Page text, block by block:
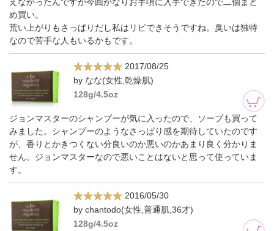
め買い。
荒い上がりもさっぱりだし私はリピできそうですね。臭いは独特
なので苦手な人もいるかもです。
2017/08/25
by なな(女性,乾燥肌)
128g/4.5oz
ジョンマスターのシャンプーが気に入ったので、ソープも買って
みました。シャンプーのようなさっぱり感を期待していたのです
が、香りとかきつくない分良いのか悪いのかあまり良く分かりま
せん。ジョンマスターなので悪いことはないと思って使っていま
す。
2016/05/30
by chantodo(女性,普通肌,36才)
128g/4.5oz